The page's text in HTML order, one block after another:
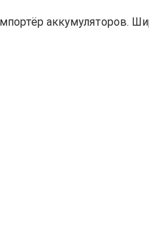
аккумуляторов.